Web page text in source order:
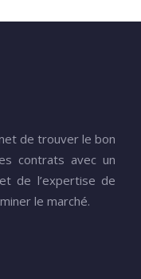
de trouver le bon
contrats avec un
de l’expertise de
le marché.